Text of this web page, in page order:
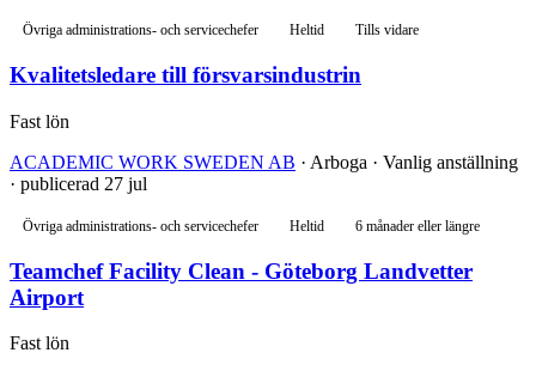
Övriga administrations- och servicechefer Heltid Tills vidare
Kvalitetsledare till försvarsindustrin
Fast lön
ACADEMIC WORK SWEDEN AB · Arboga · Vanlig anställning
· publicerad 27 jul
Övriga administrations- och servicechefer Heltid 6 månader eller längre
Teamchef Facility Clean - Göteborg Landvetter
Airport
Fast lön